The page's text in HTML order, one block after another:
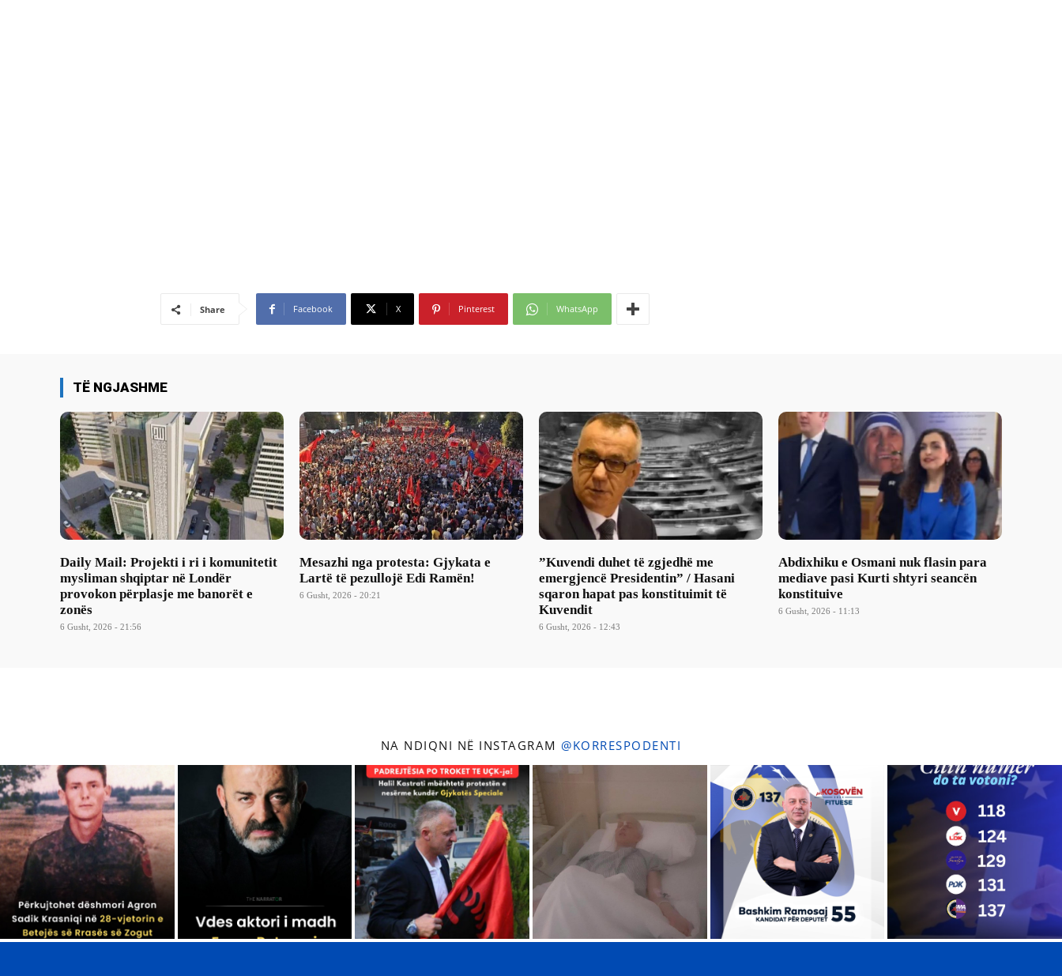
Share Facebook X Pinterest WhatsApp
TË NGJASHME
Daily Mail: Projekti i ri i komunitetit
mysliman shqiptar në Londër
provokon përplasje me banorët e
zonës
6 Gusht, 2026 - 21:56
Mesazhi nga protesta: Gjykata e
Lartë të pezullojë Edi Ramën!
6 Gusht, 2026 - 20:21
​”Kuvendi duhet të zgjedhë me
emergjencë Presidentin” / Hasani
sqaron hapat pas konstituimit të
Kuvendit
6 Gusht, 2026 - 12:43
Abdixhiku e Osmani nuk flasin para
mediave pasi Kurti shtyri seancën
konstituive
6 Gusht, 2026 - 11:13
NA NDIQNI NË INSTAGRAM @KORRESPODENTI